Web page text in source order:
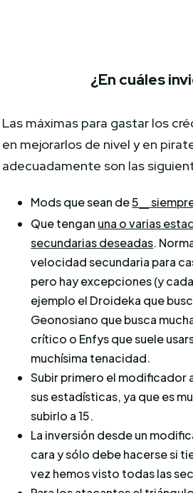
¿En cuáles
Las máximas para gastar los
en mejorarlos de nivel y en
adecuadamente son las
Mods que sean de5
Que tengan una o varias
secundarias deseadas.
velocidad secundaria para
pero hay excepciones (y
ejemplo el Droideka que
Geonosiano que busca
crítico o Enfys que suele
muchísima tenacidad.
Subir primero el modificador
sus estadísticas, ya que es
subirlo a 15.
La inversión desde un
cara y sólo debe hacerse si
vez hemos visto todas las